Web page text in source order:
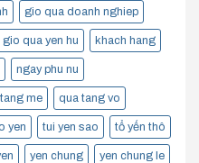
gio qua doanh nghiep
gio qua yen hu khach hang
ngay phu nu
me qua tang vo
yen tui yen sao tổ yến thô
yen chung yen chung le